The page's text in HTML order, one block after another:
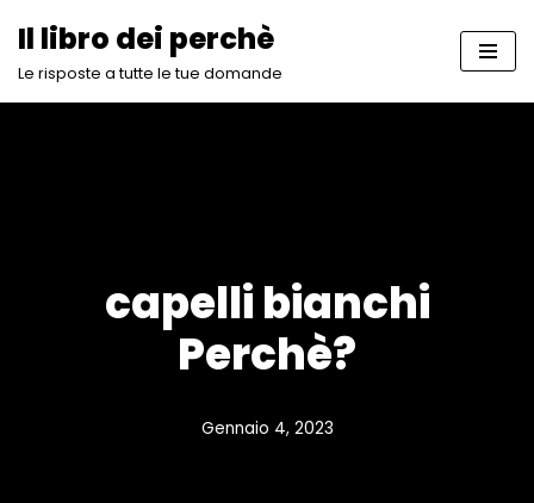
Vai
Il libro dei perchè
Le risposte a tutte le tue domande
capelli bianchi
Perchè?
Gennaio 4, 2023